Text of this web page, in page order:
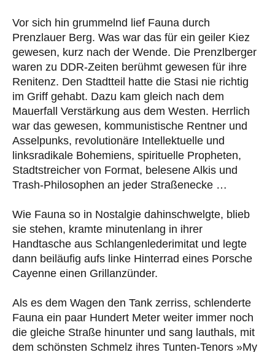
Vor sich hin grummelnd lief Fauna durch
Prenzlauer Berg. Was war das für ein geiler Kiez
gewesen, kurz nach der Wende. Die Prenzlberger
waren zu DDR-Zeiten berühmt gewesen für ihre
Renitenz. Den Stadtteil hatte die Stasi nie richtig
im Griff gehabt. Dazu kam gleich nach dem
Mauerfall Verstärkung aus dem Westen. Herrlich
war das gewesen, kommunistische Rentner und
Asselpunks, revolutionäre Intellektuelle und
linksradikale Bohemiens, spirituelle Propheten,
Stadtstreicher von Format, belesene Alkis und
Trash-Philosophen an jeder Straßenecke …
Wie Fauna so in Nostalgie dahinschwelgte, blieb
sie stehen, kramte minutenlang in ihrer
Handtasche aus Schlangenlederimitat und legte
dann beiläufig aufs linke Hinterrad eines Porsche
Cayenne einen Grill­anzünder.
Als es dem Wagen den Tank zerriss, schlenderte
Fauna ein paar Hundert Meter weiter immer noch
die gleiche Straße hinunter und sang lauthals, mit
dem schönsten Schmelz ihres Tunten-Tenors »My